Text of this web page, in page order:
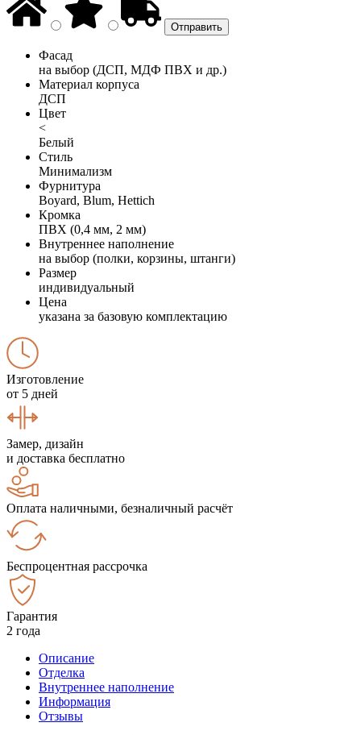
Фасад
на выбор (ДСП, МДФ ПВХ и др.)
Материал корпуса
ДСП
Цвет
<
Белый
Стиль
Минимализм
Фурнитура
Boyard, Blum, Hettich
Кромка
ПВХ (0,4 мм, 2 мм)
Внутреннее наполнение
на выбор (полки, корзины, штанги)
Размер
индивидуальный
Цена
указана за базовую комплектацию
Изготовление
от 5 дней
Замер, дизайн
и доставка бесплатно
Оплата наличными, безналичный расчёт
Беспроцентная рассрочка
Гарантия
2 года
Описание
Отделка
Внутреннее наполнение
Информация
Отзывы